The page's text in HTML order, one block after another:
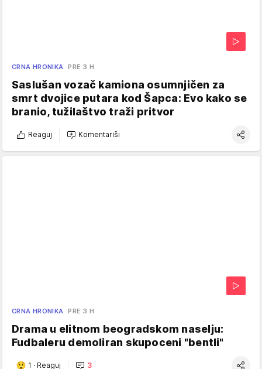
CRNA HRONIKA PRE 3 H
Saslušan vozač kamiona osumnjičen za
smrt dvojice putara kod Šapca: Evo kako se
branio, tužilaštvo traži pritvor
Reaguj Komentariši
CRNA HRONIKA PRE 3 H
Drama u elitnom beogradskom naselju:
Fudbaleru demoliran skupoceni "bentli"
1 · Reaguj 3